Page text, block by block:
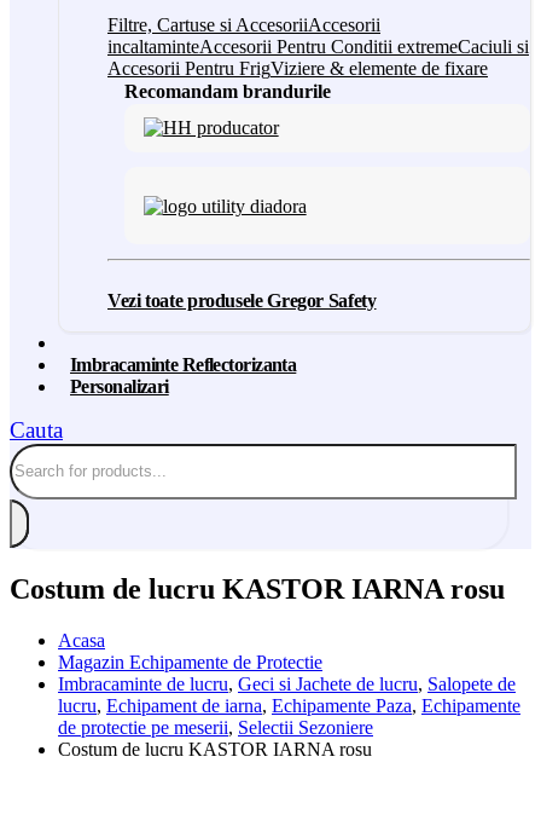
Filtre, Cartuse si AccesoriiAccesorii
incaltaminteAccesorii Pentru Conditii extremeCaciuli si
Accesorii Pentru FrigViziere & elemente de fixare
Recomandam brandurile
Vezi toate produsele Gregor Safety
Imbracaminte Reflectorizanta
Personalizari
Cauta
Costum de lucru KASTOR IARNA rosu
Acasa
Magazin Echipamente de Protectie
Imbracaminte de lucru, Geci si Jachete de lucru, Salopete de
lucru, Echipament de iarna, Echipamente Paza, Echipamente
de protectie pe meserii, Selectii Sezoniere
Costum de lucru KASTOR IARNA rosu